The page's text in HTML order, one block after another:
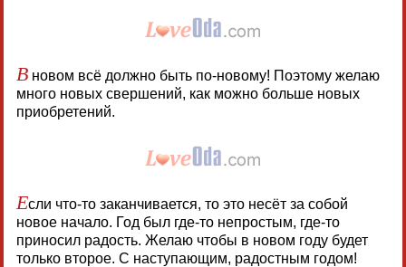
Вновом всё должно быть по-новому! Поэтому желаю
много новых свершений, как можно больше новых
приобретений.
Если что-то заканчивается, то это несёт за собой
новое начало. Год был где-то непростым, где-то
приносил радость. Желаю чтобы в новом году будет
только второе. С наступающим, радостным годом!